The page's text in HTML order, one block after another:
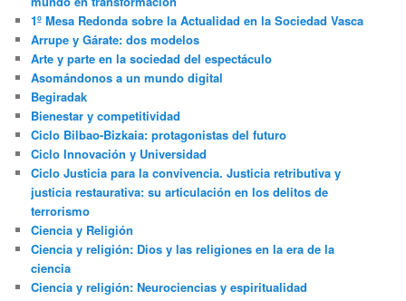
1º Mesa Redonda sobre la Actualidad en la Sociedad Vasca
Arrupe y Gárate: dos modelos
Arte y parte en la sociedad del espectáculo
Asomándonos a un mundo digital
Begiradak
Bienestar y competitividad
Ciclo Bilbao-Bizkaia: protagonistas del futuro
Ciclo Innovación y Universidad
Ciclo Justicia para la convivencia. Justicia retributiva y
justicia restaurativa: su articulación en los delitos de
terrorismo
Ciencia y Religión
Ciencia y religión: Dios y las religiones en la era de la
ciencia
Ciencia y religión: Neurociencias y espiritualidad